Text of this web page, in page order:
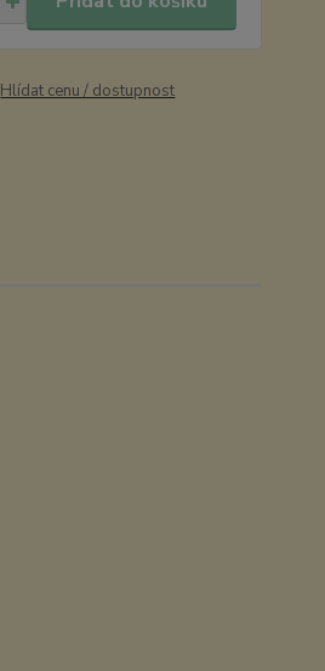
Hlídat cenu / dostupnost